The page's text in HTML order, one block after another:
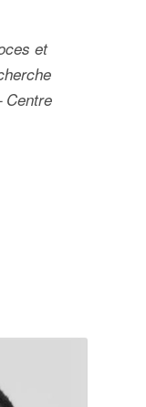
et
Centre